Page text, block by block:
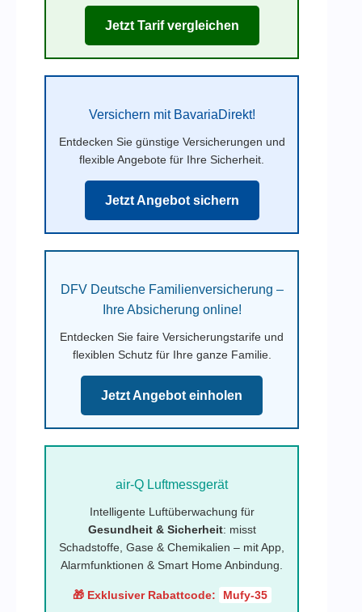
Jetzt Tarif vergleichen
Versichern mit BavariaDirekt!
Entdecken Sie günstige Versicherungen und
flexible Angebote für Ihre Sicherheit.
Jetzt Angebot sichern
DFV Deutsche Familienversicherung –
Ihre Absicherung online!
Entdecken Sie faire Versicherungstarife und
flexiblen Schutz für Ihre ganze Familie.
Jetzt Angebot einholen
air-Q Luftmessgerät
Intelligente Luftüberwachung für
Gesundheit & Sicherheit: misst
Schadstoffe, Gase & Chemikalien – mit App,
Alarmfunktionen & Smart Home Anbindung.
🎁 Exklusiver Rabattcode: Mufy-35